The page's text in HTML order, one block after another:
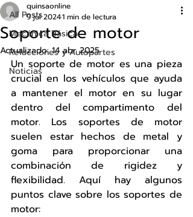
All Posts
Mecánica Básica
Refacciones y Autopartes
Noticias
Soporte de motor
quinsaonline
9 jul 20241 min de lectura
Actualizado:14 abr 2025
Un soporte de motor es una pieza
crucial en los vehículos que ayuda
a mantener el motor en su lugar
dentro del compartimento del
motor. Los soportes de motor
suelen estar hechos de metal y
goma para proporcionar una
combinación de rigidez y
flexibilidad. Aquí hay algunos
puntos clave sobre los soportes de
motor: